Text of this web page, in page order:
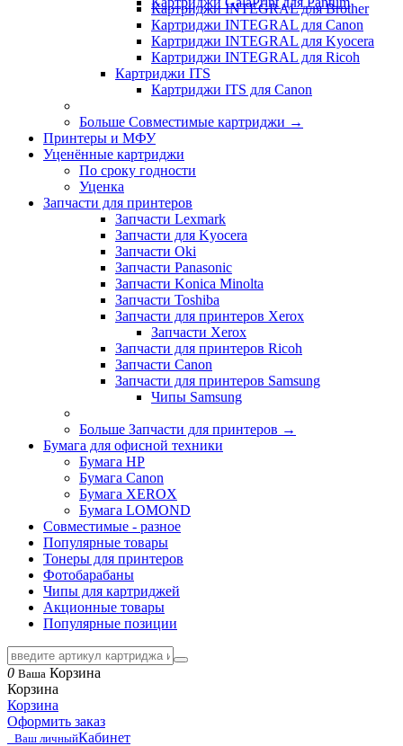
Картриджи INTEGRAL для Brother
Картриджи INTEGRAL для Canon
Картриджи INTEGRAL для Kyocera
Картриджи INTEGRAL для Ricoh
Картриджи ITS
Картриджи ITS для Canon
Больше Совместимые картриджи →
Принтеры и МФУ
Уценённые картриджи
По сроку годности
Уценка
Запчасти для принтеров
Запчасти Lexmark
Запчасти для Kyocera
Запчасти Oki
Запчасти Panasonic
Запчасти Koniсa Minolta
Запчасти Toshiba
Запчасти для принтеров Xerox
Запчасти Xerox
Запчасти для принтеров Ricoh
Запчасти Canon
Запчасти для принтеров Samsung
Чипы Samsung
Больше Запчасти для принтеров →
Бумага для офисной техники
Бумага HP
Бумага Canon
Бумага XEROX
Бумага LOMOND
Совместимые - разное
Популярные товары
Тонеры для принтеров
Фотобарабаны
Чипы для картриджей
Акционные товары
Популярные позиции
0 Ваша Корзина
Корзина
Корзина
Оформить заказ
Ваш личныйКабинет